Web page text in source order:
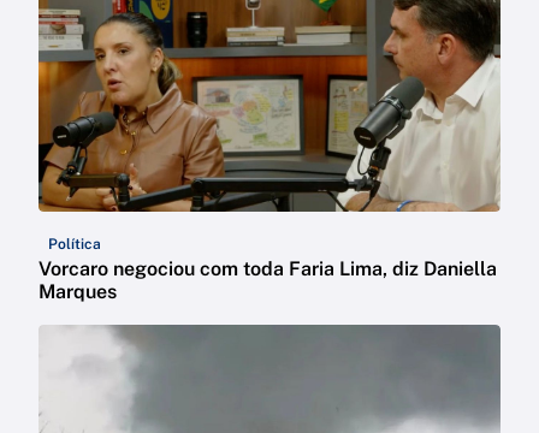
Política
Vorcaro negociou com toda Faria Lima, diz Daniella
Marques